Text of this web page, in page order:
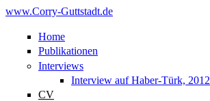
Direkt zum Inhalt
www.Corry-Guttstadt.de
Home
Publikationen
Interviews
Interview auf Haber-Türk, 2012
CV